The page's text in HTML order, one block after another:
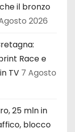
il bronzo
2026
Race e
TV 7 Agosto
25 mln in
blocco